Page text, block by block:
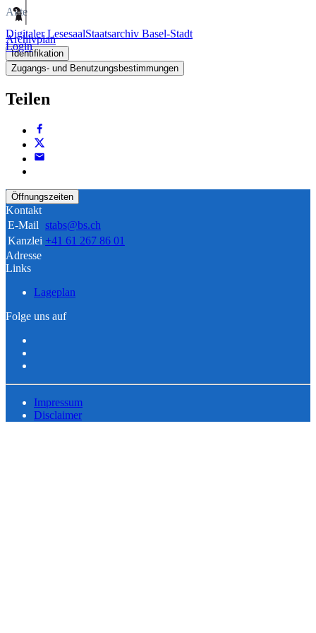
Digitaler LesesaalStaatsarchiv Basel-Stadt
Login
Akte
Archivplan
Identifikation
Zugangs- und Benutzungsbestimmungen
Teilen
Öffnungszeiten
Kontakt
E-Mail stabs@bs.ch
Kanzlei +41 61 267 86 01
Adresse
Links
Lageplan
Folge uns auf
Impressum
Disclaimer